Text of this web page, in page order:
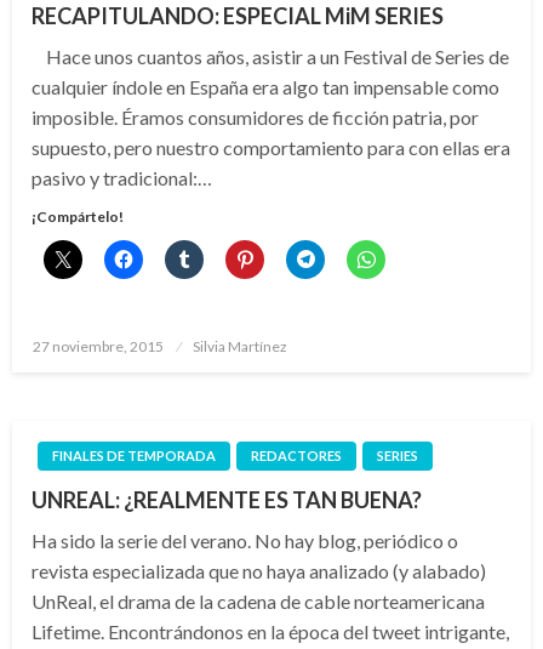
RECAPITULANDO: ESPECIAL MiM SERIES
Hace unos cuantos años, asistir a un Festival de Series de
cualquier índole en España era algo tan impensable como
imposible. Éramos consumidores de ficción patria, por
supuesto, pero nuestro comportamiento para con ellas era
pasivo y tradicional:…
¡Compártelo!
Publicado
27 noviembre, 2015 Silvia Martínez
FINALES DE TEMPORADA REDACTORES SERIES
UNREAL: ¿REALMENTE ES TAN BUENA?
Ha sido la serie del verano. No hay blog, periódico o
revista especializada que no haya analizado (y alabado)
UnReal, el drama de la cadena de cable norteamericana
Lifetime. Encontrándonos en la época del tweet intrigante,